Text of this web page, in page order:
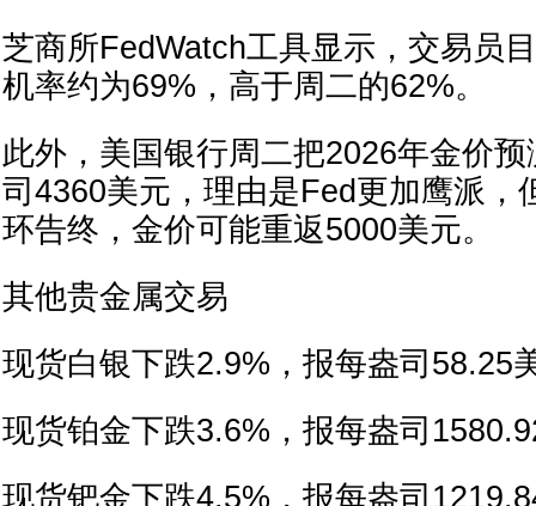
芝商所FedWatch工具显示，交易员
机率约为69%，高于周二的62%。
此外，美国银行周二把2026年金价
司4360美元，理由是Fed更加鹰派，
环告终，金价可能重返5000美元。
其他贵金属交易
现货白银下跌2.9%，报每盎司58.25
现货铂金下跌3.6%，报每盎司
现货钯金下跌4.5%，报每盎司